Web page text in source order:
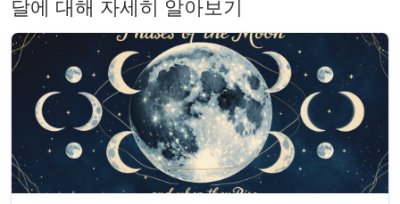
달에 대해 자세히 알아보기